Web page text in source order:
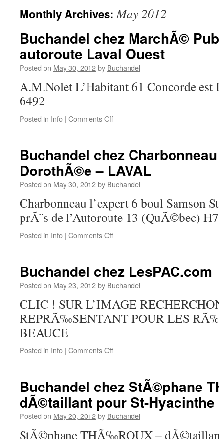
Monthly Archives:May 2012
Buchandel chez MarchÃ©
autoroute Laval Ouest
Posted on May 30, 2012by Buchandel
A.M.Nolet L’Habitant 61 Concorde
6492
Posted in Info | Comments Offon
Public
440
–
autoroute
Ouest
Buchandel chez
DorothÃ©e – LAVAL
Posted on May 30, 2012by Buchandel
Charbonneau l’expert 6 boul Samson
prÃ¨s de l’Autoroute 13 (QuÃ©bec)
Posted in Info | Comments Offon
l’expert
–
DorothÃ©e
–
LAVAL
Buchandel chez LesPAC.com
Posted on May 23, 2012by Buchandel
CLIC ! SUR L’IMAGE
REPRÃ‰SENTANT POUR LES
BEAUCE
Posted in Info | Comments Offon
LesPAC.com
Buchandel chez StÃ©phane
dÃ©taillant pour St-Hyacinthe
Posted on May 20, 2012by Buchandel
StÃ©phane THÃ‰ROUX –